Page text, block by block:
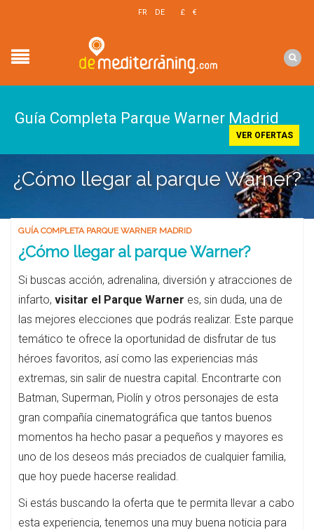
FR DE £ €
Guía Completa Parque Warner Madrid
VER OFERTAS
¿Cómo llegar al parque Warner?
GUÍA COMPLETA PARQUE WARNER MADRID
¿Cómo llegar al parque Warner?
Si buscas acción, adrenalina, diversión y atracciones de
infarto, visitar el Parque Warner es, sin duda, una de
las mejores elecciones que podrás realizar. Este parque
temático te ofrece la oportunidad de disfrutar de tus
héroes favoritos, así como las experiencias más
extremas, sin salir de nuestra capital. Encontrarte con
Batman, Superman, Piolín y otros personajes de esta
gran compañía cinematográfica que tantos buenos
momentos ha hecho pasar a pequeños y mayores es
uno de los deseos más preciados de cualquier familia,
que hoy puede hacerse realidad.
Si estás buscando la oferta que te permita llevar a cabo
esta experiencia, tenemos una muy buena noticia para